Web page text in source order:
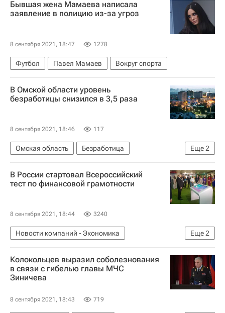
Погиб глава МЧС Зиничев
Происшествия
Бывшая жена Мамаева написала
заявление в полицию из-за угроз
8 сентября 2021, 18:47 1278
Футбол Павел Мамаев Вокруг спорта
В Омской области уровень
безработицы снизился в 3,5 раза
8 сентября 2021, 18:46 117
Еще2
Омская область
Безработица
Омская область
Россия
В России стартовал Всероссийский
тест по финансовой грамотности
8 сентября 2021, 18:44 3240
Еще2
Новости компаний - Экономика
Образование - Общество
Почта банк
Колокольцев выразил соболезнования
в связи с гибелью главы МЧС
Зиничева
8 сентября 2021, 18:43 719